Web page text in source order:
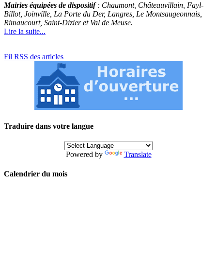
Mairies équipées de dispositif: Chaumont, Châteauvillain, Fayl-
Billot, Joinville, La Porte du Der, Langres, Le Montsaugeonnais,
Rimaucourt, Saint-Dizier et Val de Meuse.
Lire la suite...
Fil RSS des articles
Traduire dans votre langue
Powered by Translate
Calendrier du mois